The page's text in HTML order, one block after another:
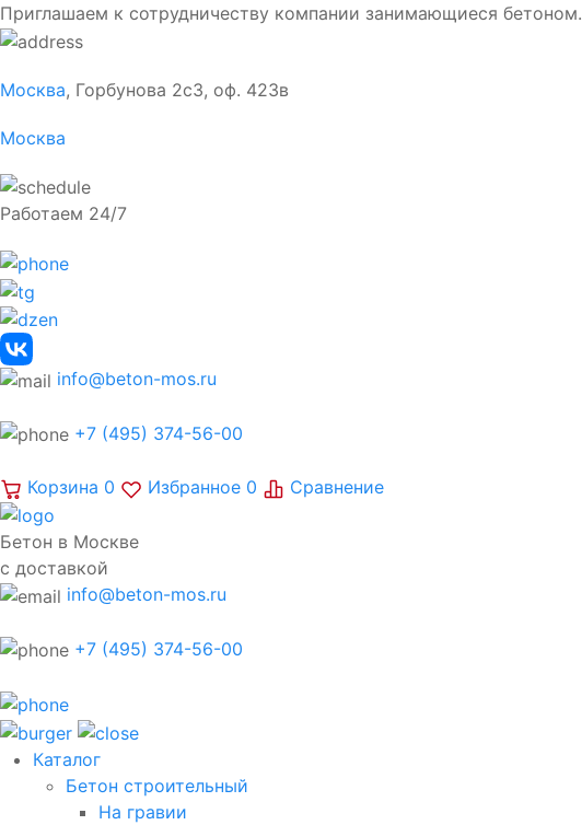
Приглашаем к сотрудничеству компании занимающиеся бетоном.
Москва, Горбунова 2с3, оф. 423в
Москва
Работаем 24/7
info@beton-mos.ru
+7 (495) 374-56-00
Корзина 0 Избранное 0 Сравнение
Бетон в Москве
с доставкой
info@beton-mos.ru
+7 (495) 374-56-00
Каталог
Бетон строительный
На гравии